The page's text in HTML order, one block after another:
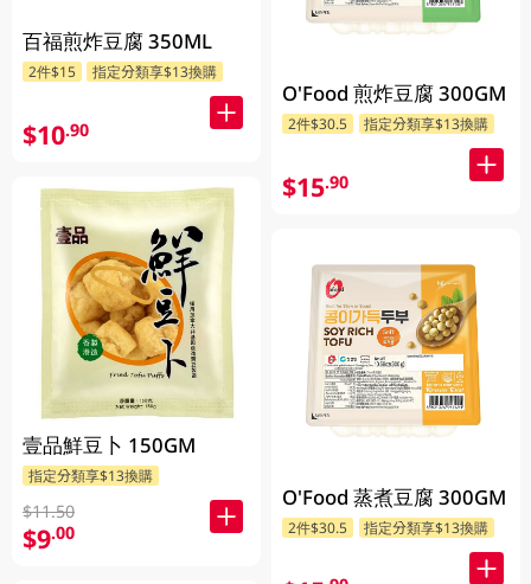
百福煎炸豆腐 350ML
2件$15 指定分類享$13換購
$10.90
壹品鮮豆卜 150GM
指定分類享$13換購
$11.50
$9.00
O'Food 煎炸豆腐 300GM
2件$30.5 指定分類享$13換購
$15.90
O'Food 蒸煮豆腐 300GM
2件$30.5 指定分類享$13換購